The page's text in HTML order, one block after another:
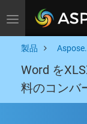
Toggle navigation
製品
Word を
料のコンバ